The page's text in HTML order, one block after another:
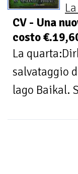
CV - Una
costo
La
salvataggio
lago Baikal.